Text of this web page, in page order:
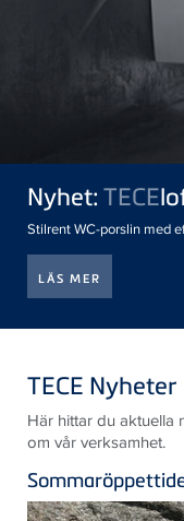
Nyhet: TECE
Stilrent WC-porslin med
LÄS MER
TECE Nyheter
Här hittar du aktuella
om vår verksamhet.